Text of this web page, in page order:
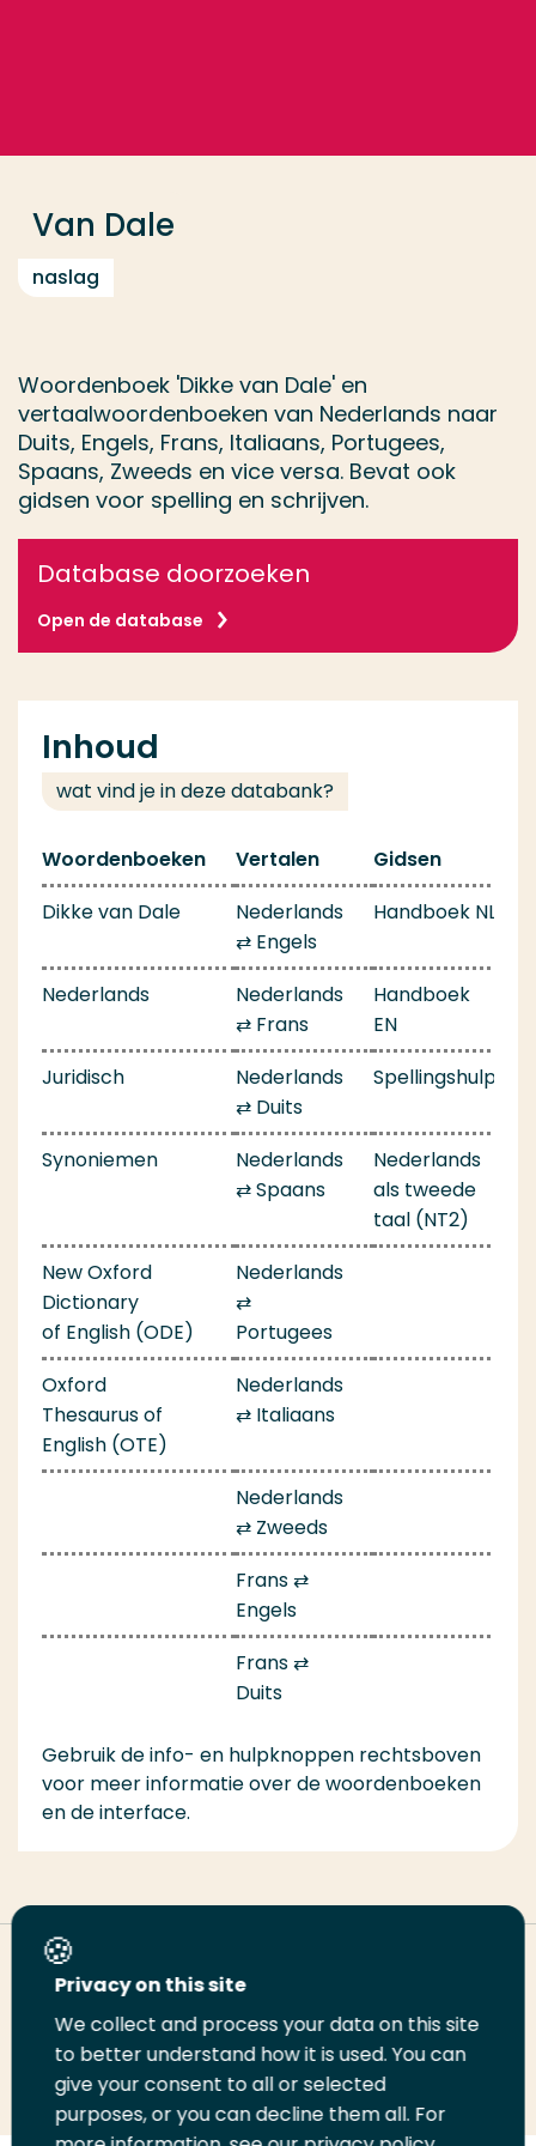
Van Dale
naslag
Woordenboek 'Dikke van Dale' en
vertaalwoordenboeken van Nederlands naar
Duits, Engels, Frans, Italiaans, Portugees,
Spaans, Zweeds en vice versa. Bevat ook
gidsen voor spelling en schrijven.
Database doorzoeken
Open de database
Inhoud
wat vind je in deze databank?
Woordenboeken Vertalen
Gidsen
Dikke van Dale
Nederlands
⇄ Engels
Handboek NL
Nederlands
Nederlands
⇄ Frans
Handboek
EN
Juridisch
Nederlands
⇄ Duits
Spellingshulp
Synoniemen
Nederlands
⇄ Spaans
Nederlands
als tweede
taal (NT2)
New Oxford
Dictionary
of English (ODE)
Nederlands
⇄
Portugees
Oxford
Thesaurus of
English (OTE)
Nederlands
⇄ Italiaans
Nederlands
⇄ Zweeds
Frans ⇄
Engels
Frans ⇄
Duits
Gebruik de info- en hulpknoppen rechtsboven
voor meer informatie over de woordenboeken
en de interface.
Deel deze pagina
Deel
LinkedIn
Deel
op
Twitter
Deel
op
Facebook
Email
deze
pagina
Print
deze
pagina
Contact
Privacy on this site
We collect and process your data on this site
to better understand how it is used. You can
give your consent to all or selected
purposes, or you can decline them all. For